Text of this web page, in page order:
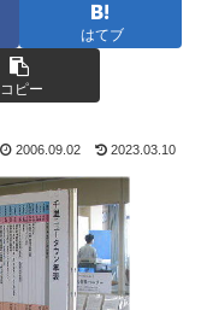
はてブ
コピー
2006.09.02 2023.03.10